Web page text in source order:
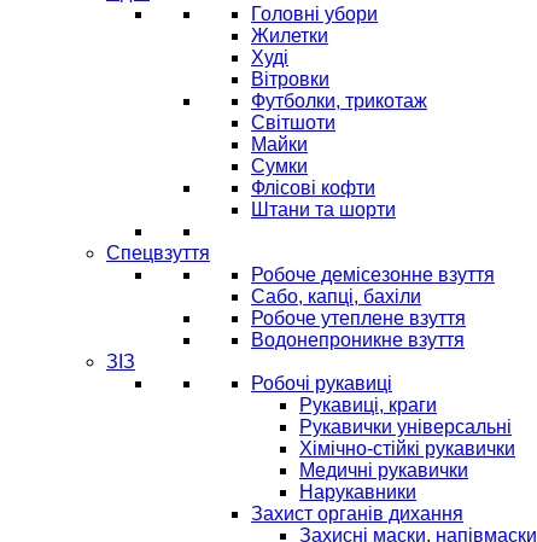
Головні убори
Жилетки
Худі
Вітровки
Футболки, трикотаж
Світшоти
Майки
Сумки
Флісові кофти
Штани та шорти
Спецвзуття
Робоче демісезонне взуття
Сабо, капці, бахіли
Робоче утеплене взуття
Водонепроникне взуття
ЗІЗ
Робочі рукавиці
Рукавиці, краги
Рукавички універсальні
Хімічно-стійкі рукавички
Медичні рукавички
Нарукавники
Захист органів дихання
Захисні маски, напівмаски